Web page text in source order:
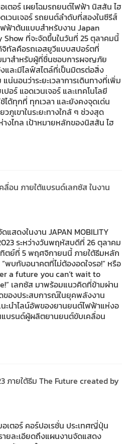
เตอร์ เผยโฉมรถยนต์ไฟฟ้า นิสสัน ไฮ
เวนเจอร์ รถยนต์ลำดับที่สองในซีรีส์
ฟ้าต้นแบบสำหรับงาน Japan
Show ที่จะจัดขึ้นในวันที่ 25 ตุลาคมนี้
ทัลคือรถเอสยูวีแบบสปอร์ตที่
าสำหรับผู้ที่ชื่นชอบการผจญภัย
และมีไลฟ์สไตล์ที่เป็นมิตรต่อสิ่ง
น่นอนว่าระยะเวลาการเดินทางที่เพิ่ม
ร์ แอดเวนเจอร์ และเทคโนโลยี
ด้ทุกที่ ทุกเวลา และยังคงจุดเด่น
ภูเขาในระยะทางใกล้ ๆ ช่วงสุด
งไกล เป้าหมายหลักของนิสสัน ไฮ
อน ภายใต้แบรนด์เลกซัส ในงาน
แสดงในงาน JAPAN MOBILITY
ระหว่างวันพฤหัสบดีที่ 26 ตุลาคม
ตย์ที่ 5 พฤศจิกายนนี้ ภายใต้ธีมหลัก
พบกับอนาคตที่ไม่ต้องอดใจรอ!” หรือ
a future you can’t wait to
เลกซัส มาพร้อมแนวคิดที่ข้ามผ่าน
ของประสบการณ์ในยุคพลังงาน
ะนำไลน์อัพของยานยนต์ไฟฟ้าแห่งอ
บรนด์ผู้ผลิตยานยนต์ขับเคลื่อน
ภายใต้ธีม The Future created by
เตอร์ คอร์ปอเรชั่น ประเทศญี่ปุ่น
ายละเอียดถึงแผนงานจัดแสดง